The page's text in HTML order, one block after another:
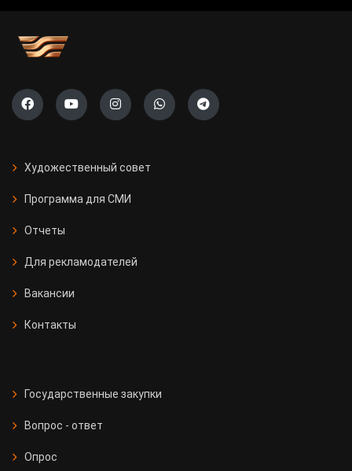
Художественный совет
Программа для СМИ
Отчеты
Для рекламодателей
Вакансии
Контакты
Государственные закупки
Вопрос - ответ
Опрос